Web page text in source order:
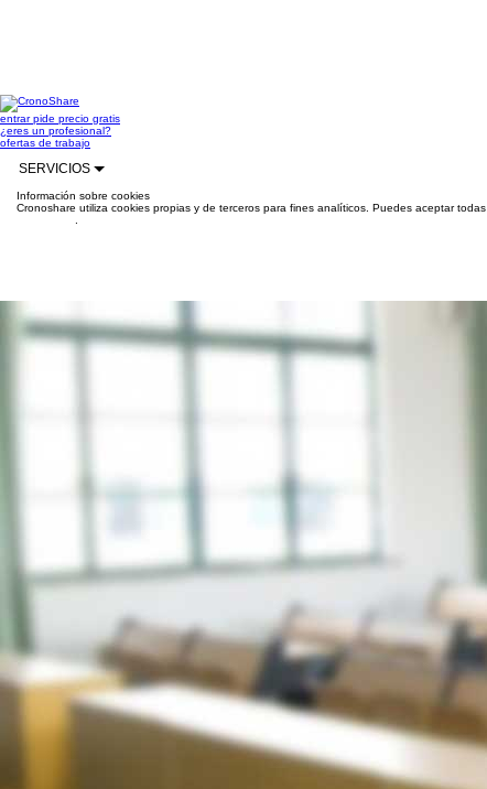
entrarpide precio gratis
¿eres un profesional?
ofertas de trabajo
SERVICIOS
Información sobre cookies
Cronoshare utiliza cookies propias y de terceros para fines analíticos. Puedes aceptar